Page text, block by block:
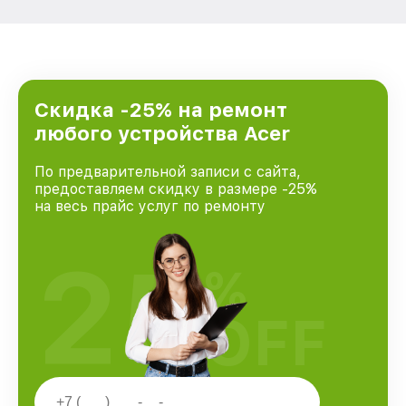
Скидка -25% на ремонт
любого устройства Acer
По предварительной записи с сайта,
предоставляем скидку в размере -25%
на весь прайс услуг по ремонту
25%
OFF